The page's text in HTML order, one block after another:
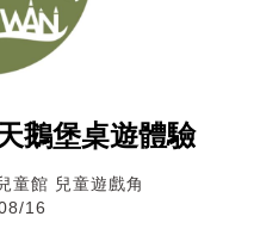
鵝堡桌遊體驗
童館 兒童遊戲角
16